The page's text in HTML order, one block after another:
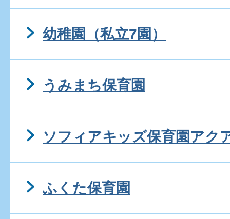
幼稚園（私立7園）
うみまち保育園
ソフィアキッズ保育園アク
ふくた保育園